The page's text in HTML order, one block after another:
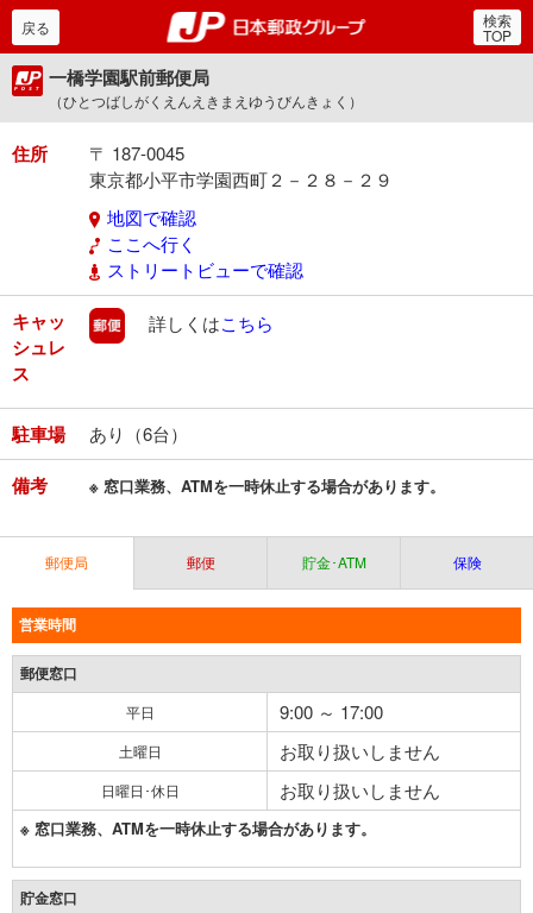
郵便局・日本郵政グルー
戻る 検索
TOP
一橋学園駅前郵便局
（ひとつばしがくえんえきまえゆうびんきょく）
住所
〒 187-0045
東京都小平市学園西町２－２８－２９
地図で確認
ここへ行く
ストリートビューで確認
キャッ
シュレ
ス
郵便
詳しくはこちら
駐車場 あり（6台）
備考 ※ 窓口業務、ATMを一時休止する場合があります。
郵便局 郵便 貯金･ATM 保険
営業時間
郵便窓口
平日 9:00 ～ 17:00
土曜日 お取り扱いしません
日曜日･休日 お取り扱いしません
※ 窓口業務、ATMを一時休止する場合があります。
貯金窓口